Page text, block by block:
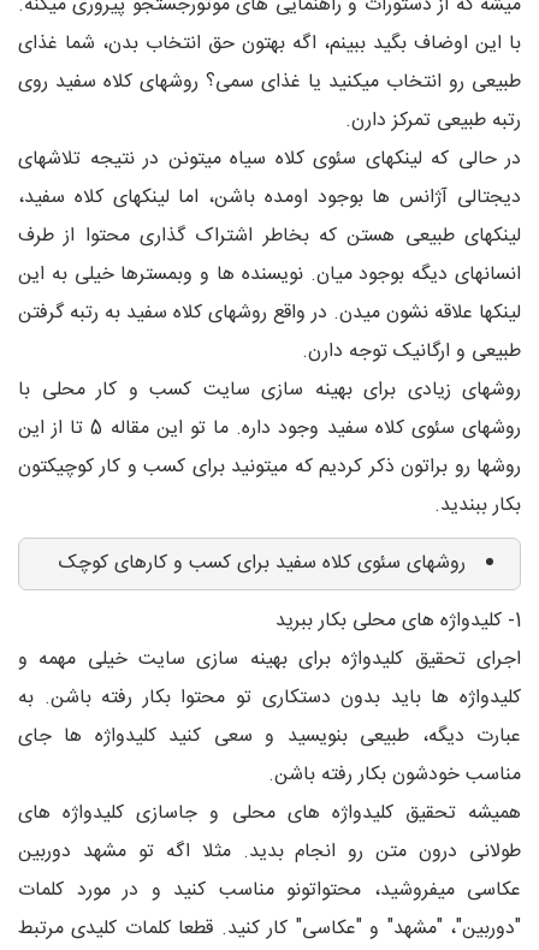
با این اوضاف بگید ببینم، اگه بهتون حق انتخاب بدن، شما غذای
طبیعی رو انتخاب میکنید یا غذای سمی؟ روشهای کلاه سفید روی
رتبه طبیعی تمرکز دارن.
در حالی که لینکهای سئوی کلاه سیاه میتونن در نتیجه تلاشهای
دیجتالی آژانس ها بوجود اومده باشن، اما لینکهای کلاه سفید،
لینکهای طبیعی هستن که بخاطر اشتراک گذاری محتوا از طرف
انسانهای دیگه بوجود میان. نویسنده ها و وبمسترها خیلی به این
لینکها علاقه نشون میدن. در واقع روشهای کلاه سفید به رتبه گرفتن
طبیعی و ارگانیک توجه دارن.
روشهای زیادی برای بهینه سازی سایت کسب و کار محلی با
روشهای سئوی کلاه سفید وجود داره. ما تو این مقاله 5 تا از این
روشها رو براتون ذکر کردیم که میتونید برای کسب و کار کوچیکتون
بکار ببندید.
روشهای سئوی کلاه سفید برای کسب و کارهای کوچک
1- کلیدواژه های محلی بکار ببرید
اجرای تحقیق کلیدواژه برای بهینه سازی سایت خیلی مهمه و
کلیدواژه ها باید بدون دستکاری تو محتوا بکار رفته باشن. به
عبارت دیگه، طبیعی بنویسید و سعی کنید کلیدواژه ها جای
مناسب خودشون بکار رفته باشن.
همیشه تحقیق کلیدواژه های محلی و جاسازی کلیدواژه های
طولانی درون متن رو انجام بدید. مثلا اگه تو مشهد دوربین
عکاسی میفروشید، محتواتونو مناسب کنید و در مورد کلمات
"دوربین"، "مشهد" و "عکاسی" کار کنید. قطعا کلمات کلیدی مرتبط